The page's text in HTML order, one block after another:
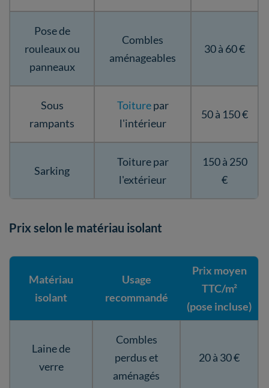
Pose de
rouleaux ou
panneaux
Combles
aménageables
30 à 60 €
Sous
rampants
Toiturepar
l'intérieur
50 à 150 €
Sarking
Toiture par
l'extérieur
150 à 250
€
Prix selon le matériau isolant
Matériau
isolant
Usage
recommandé
Prix moyen
TTC/m²
(pose incluse)
Laine de
verre
Combles
perdus et
aménagés
20 à 30 €